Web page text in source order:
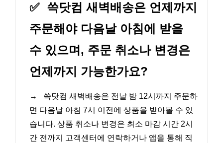
✅ 쓱닷컴 새벽배송은 언제까지
주문해야 다음날 아침에 받을
수 있으며, 주문 취소나 변경은
언제까지 가능한가요?
→
쓱닷컴 새벽배송은 전날 밤 12시까지 주문하
면 다음날 아침 7시 이전에 상품을 받아볼 수 있
습니다. 상품 취소나 변경은 최소 마감 시간 2시
간 전까지 고객센터에 연락하거나 앱을 통해 직